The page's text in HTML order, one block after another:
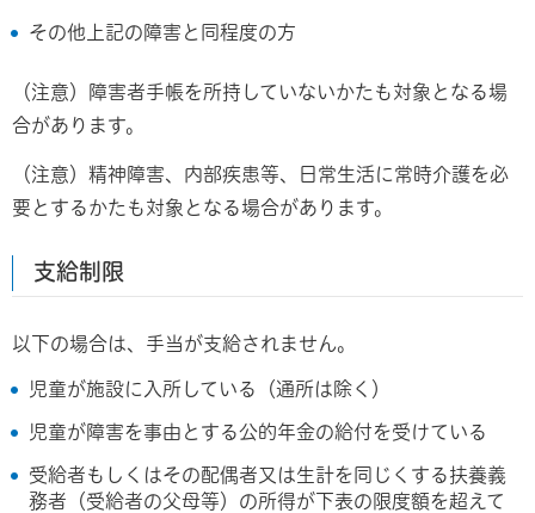
その他上記の障害と同程度の方
（注意）障害者手帳を所持していないかたも対象となる場
合があります。
（注意）精神障害、内部疾患等、日常生活に常時介護を必
要とするかたも対象となる場合があります。
支給制限
以下の場合は、手当が支給されません。
児童が施設に入所している（通所は除く）
児童が障害を事由とする公的年金の給付を受けている
受給者もしくはその配偶者又は生計を同じくする扶養義
務者（受給者の父母等）の所得が下表の限度額を超えて